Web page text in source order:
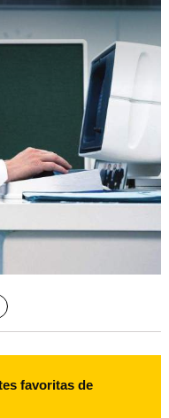
favoritas de